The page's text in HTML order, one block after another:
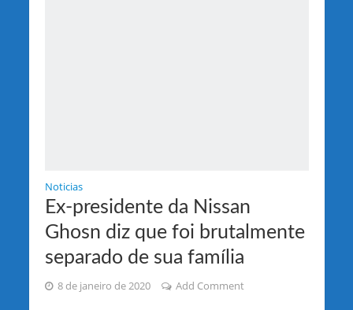
Noticias
Ex-presidente da Nissan
Ghosn diz que foi brutalmente
separado de sua família
8 de janeiro de 2020 Add Comment